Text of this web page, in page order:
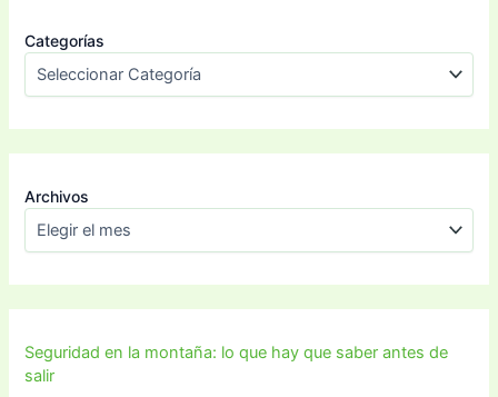
Categorías
Archivos
Seguridad en la montaña: lo que hay que saber antes de
salir